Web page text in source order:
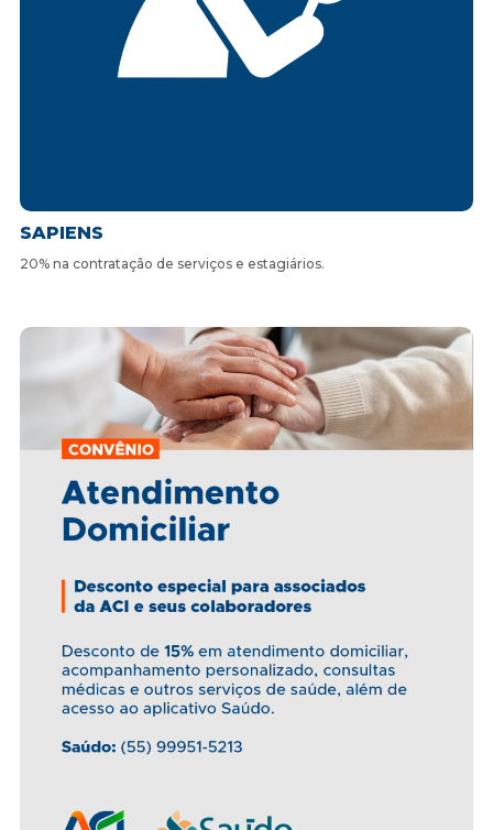
SAPIENS
20% na contratação de serviços e estagiários.